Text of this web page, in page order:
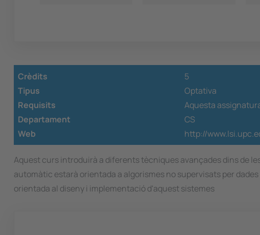
Crèdits
5
Tipus
Optativa
Requisits
Aquesta
Departament
CS
Web
http://
Aquest curs introduirà a diferents tècniques avançades dins de
automàtic estarà orientada a algorismes no supervisats per
orientada al diseny i implementació d'aquest sistemes